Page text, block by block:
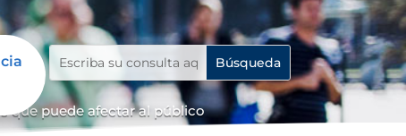
que puede afectar al público